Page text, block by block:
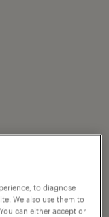
to diagnose
We also use them to
can either accept or